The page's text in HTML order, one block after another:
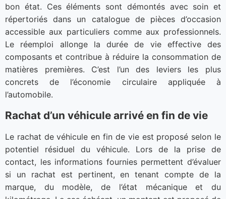
bon état. Ces éléments sont démontés avec soin et
répertoriés dans un catalogue de pièces d’occasion
accessible aux particuliers comme aux professionnels.
Le réemploi allonge la durée de vie effective des
composants et contribue à réduire la consommation de
matières premières. C’est l’un des leviers les plus
concrets de l’économie circulaire appliquée à
l’automobile.
Rachat d’un véhicule arrivé en fin de vie
Le rachat de véhicule en fin de vie est proposé selon le
potentiel résiduel du véhicule. Lors de la prise de
contact, les informations fournies permettent d’évaluer
si un rachat est pertinent, en tenant compte de la
marque, du modèle, de l’état mécanique et du